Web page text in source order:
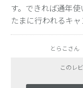
す。できれば通年
たまに行われるキ
とらこさん
このレ